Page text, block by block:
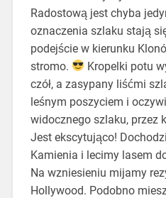
Radostową jest chyba
oznaczenia szlaku stają
podejście w kierunku
stromo.
Kropelki potu
czół, a zasypany liśćmi
leśnym poszyciem i
widocznego szlaku, przez
Jest ekscytująco!
Kamienia i lecimy lasem
Na wzniesieniu mijamy
Hollywood. Podobno